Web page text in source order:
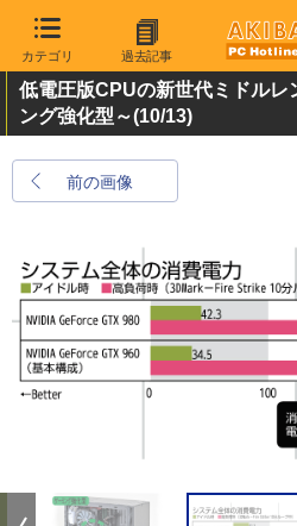
カテゴリ 過去記事
低電圧版CPUの新世代ミドルレ
ング強化型～(10/13)
前の画像